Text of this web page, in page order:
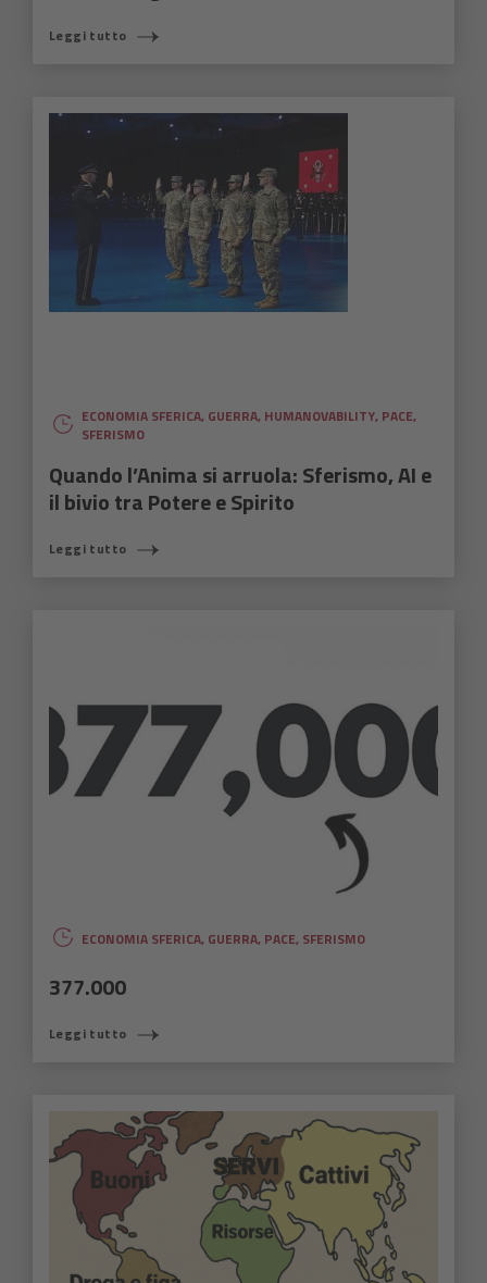
Leggi tutto
ECONOMIA SFERICA, GUERRA, HUMANOVABILITY, PACE,
SFERISMO
Quando l’Anima si arruola: Sferismo, AI e
il bivio tra Potere e Spirito
Leggi tutto
ECONOMIA SFERICA, GUERRA, PACE, SFERISMO
377.000
Leggi tutto